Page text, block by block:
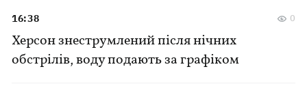
Херсон знеструмлений після нічних
обстрілів, воду подають за графіком
16:38 0